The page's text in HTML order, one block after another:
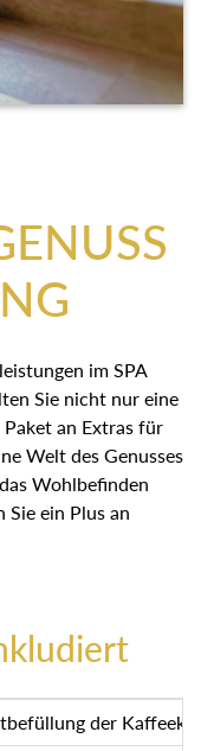
im SPA
Sie nicht nur
Paket an Extras
eine Welt des
uns steht das
Erleben Sie
der